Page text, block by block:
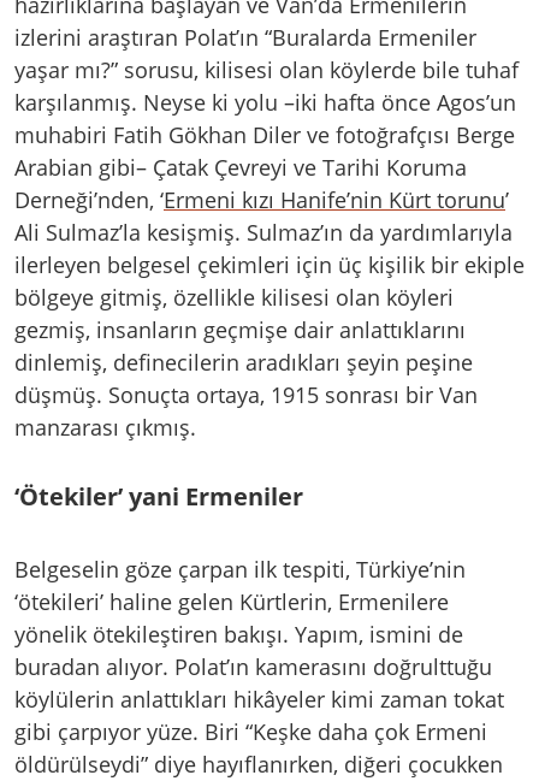
izlerini araştıran Polat’ın “Buralarda Ermeniler
yaşar mı?” sorusu, kilisesi olan köylerde bile tuhaf
karşılanmış. Neyse ki yolu –iki hafta önce Agos’un
muhabiri Fatih Gökhan Diler ve fotoğrafçısı Berge
Arabian gibi– Çatak Çevreyi ve Tarihi Koruma
Derneği’nden, ‘Ermeni kızı Hanife’nin Kürt torunu’
Ali Sulmaz’la kesişmiş. Sulmaz’ın da yardımlarıyla
ilerleyen belgesel çekimleri için üç kişilik bir ekiple
bölgeye gitmiş, özellikle kilisesi olan köyleri
gezmiş, insanların geçmişe dair anlattıklarını
dinlemiş, definecilerin aradıkları şeyin peşine
düşmüş. Sonuçta ortaya, 1915 sonrası bir Van
manzarası çıkmış.
‘Ötekiler’ yani Ermeniler
Belgeselin göze çarpan ilk tespiti, Türkiye’nin
‘ötekileri’ haline gelen Kürtlerin, Ermenilere
yönelik ötekileştiren bakışı. Yapım, ismini de
buradan alıyor. Polat’ın kamerasını doğrulttuğu
köylülerin anlattıkları hikâyeler kimi zaman tokat
gibi çarpıyor yüze. Biri “Keşke daha çok Ermeni
öldürülseydi” diye hayıflanırken, diğeri çocukken